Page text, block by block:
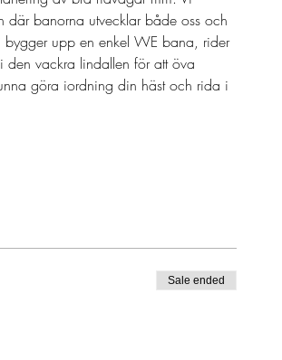
där banorna utvecklar både oss och
upp en enkel WE bana, rider
vackra lindallen för att öva
göra iordning din häst och rida i
Sale ended